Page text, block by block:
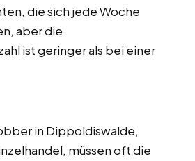
die sich jede Woche
aber die
ist geringer als bei einer
in Dippoldiswalde,
müssen oft die